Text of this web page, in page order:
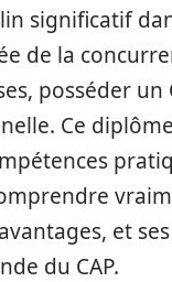
significatif
de la
posséder
Ce
et
du CAP.